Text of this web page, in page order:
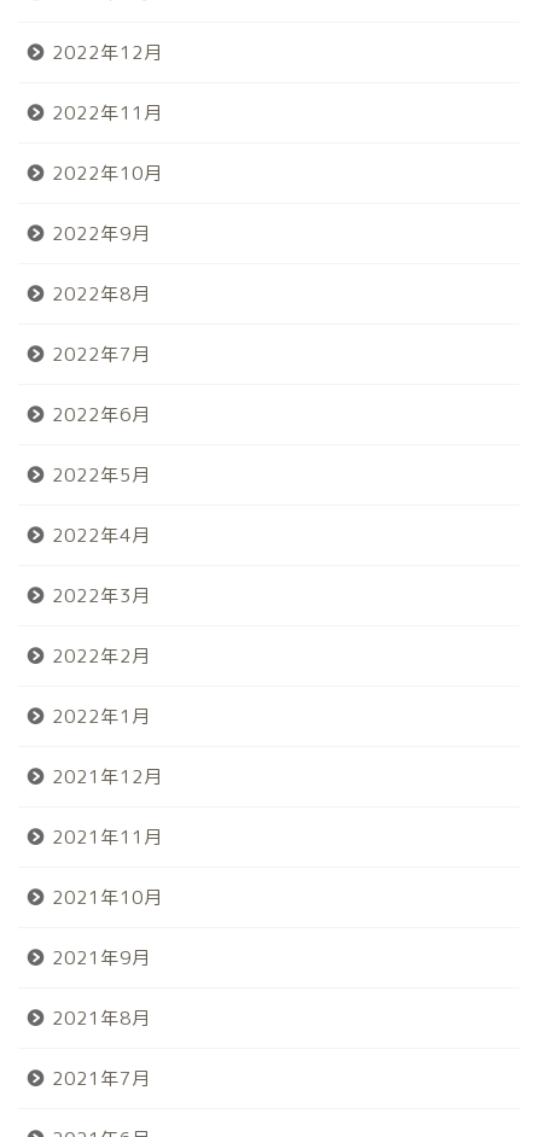
2022年12月
2022年11月
2022年10月
2022年9月
2022年8月
2022年7月
2022年6月
2022年5月
2022年4月
2022年3月
2022年2月
2022年1月
2021年12月
2021年11月
2021年10月
2021年9月
2021年8月
2021年7月